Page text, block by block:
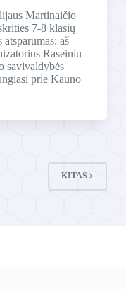
Martinaičio
7-8 klasių
aš
Raseinių
savivaldybės
prie Kauno
KITAS